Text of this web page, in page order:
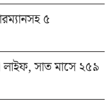
৫
লাইফ, সাত মাসে ২৫৯